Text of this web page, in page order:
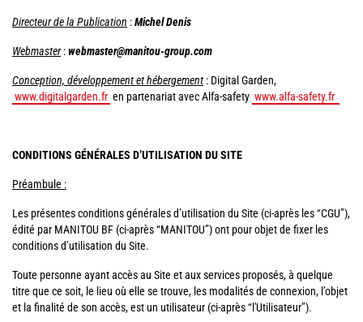
Directeur de la Publication :Michel Denis
Webmaster:webmaster@manitou-group.com
Conception, développement et hébergement : Digital Garden,
www.digitalgarden.fr en partenariat avec Alfa-safety www.alfa-safety.fr
CONDITIONS GÉNÉRALES D’UTILISATION DU SITE
Préambule :
Les présentes conditions générales d’utilisation du Site (ci-après les “CGU”),
édité par MANITOU BF (ci-après “MANITOU”) ont pour objet de fixer les
conditions d’utilisation du Site.
Toute personne ayant accès au Site et aux services proposés, à quelque
titre que ce soit, le lieu où elle se trouve, les modalités de connexion, l’objet
et la finalité de son accès, est un utilisateur (ci-après “l'Utilisateur”).